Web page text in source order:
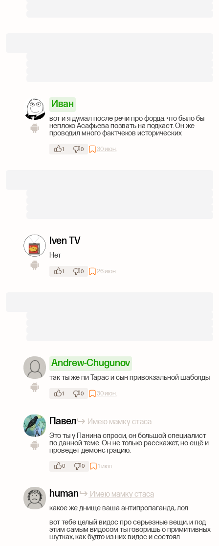
Иван
вот и я думал после речи про форда, что было бы
неплохо Асафьева позвать на подкаст. Он же
проводил много фактчеков исторических
1 0 30 июн.
Iven TV
Нет
1 0 26 июн.
Andrew-Chugunov
так ты же пи Тарас и сын привокзальной шаболды
1 0 30 июн.
Павел
Имею мамку стаса
Это ты у Панина спроси, он большой специалист
по данной теме. Он не только расскажет, но ещё и
проведёт демонстрацию.
0 0 1 июл.
human
Имею мамку стаса
какое же днище ваша антипропаганда, лол
вот тебе целый видос про серьезные вещи, и под
этим самым видосом ты говоришь о примитивных
шутках, как будто из них видос и состоял